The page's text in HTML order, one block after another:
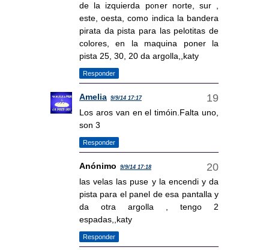
de la izquierda poner norte, sur ,
este, oesta, como indica la bandera
pirata da pista para las pelotitas de
colores, en la maquina poner la
pista 25, 30, 20 da argolla,,katy
Responder
Amelia 9/9/14 17:17
Los aros van en el timóin.Falta uno,
son 3
Responder
Anónimo 9/9/14 17:18
las velas las puse y la encendi y da
pista para el panel de esa pantalla y
da otra argolla , tengo 2
espadas,,katy
Responder